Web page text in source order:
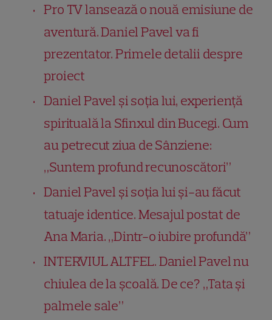
Pro TV lansează o nouă emisiune de
aventură. Daniel Pavel va fi
prezentator. Primele detalii despre
proiect
Daniel Pavel și soția lui, experiență
spirituală la Sfinxul din Bucegi. Cum
au petrecut ziua de Sânziene:
„Suntem profund recunoscători”
Daniel Pavel și soția lui și-au făcut
tatuaje identice. Mesajul postat de
Ana Maria. „Dintr-o iubire profundă”
INTERVIUL ALTFEL. Daniel Pavel nu
chiulea de la școală. De ce? „Tata şi
palmele sale”